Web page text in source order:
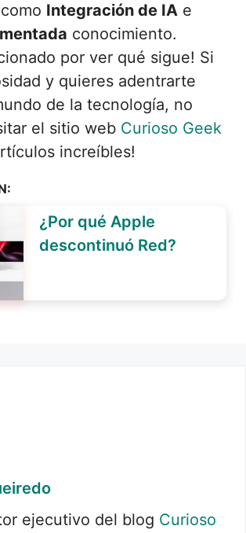
Integración de IA e
conocimiento.
por ver qué sigue! Si
y quieres adentrarte
de la tecnología, no
el sitio web Curioso Geek
increíbles!
¿Por qué Apple
descontinuó Red?
ejecutivo del blog Curioso